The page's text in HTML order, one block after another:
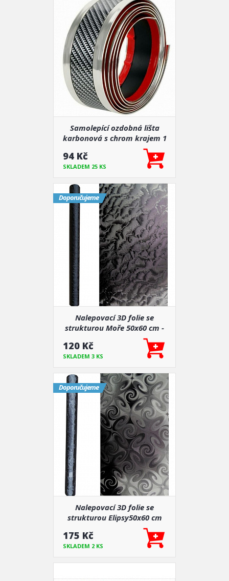
Samolepící ozdobná lišta
karbonová s chrom krajem 1
94 Kč
SKLADEM 25 KS
Doporučujeme
Nalepovací 3D folie se
strukturou Moře 50x60 cm -
120 Kč
SKLADEM 3 KS
Doporučujeme
Nalepovací 3D folie se
strukturou Elipsy50x60 cm
175 Kč
SKLADEM 2 KS